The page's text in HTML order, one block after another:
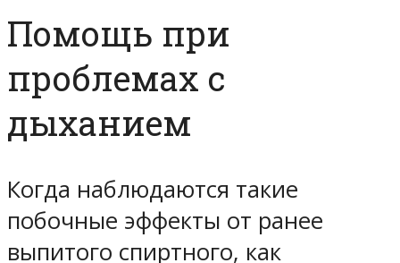
Помощь при
проблемах с
дыханием
Когда наблюдаются такие
побочные эффекты от ранее
выпитого спиртного, как